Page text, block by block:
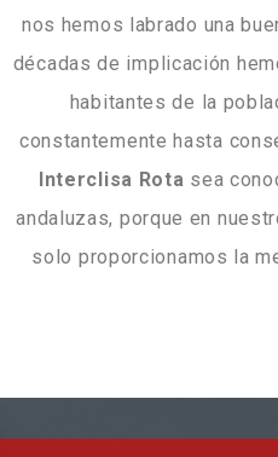
nos hemos labrado una
décadas de implicación
habitantes de la
constantemente hasta
Interclisa Rota sea
andaluzas, porque en
solo proporcionamos la